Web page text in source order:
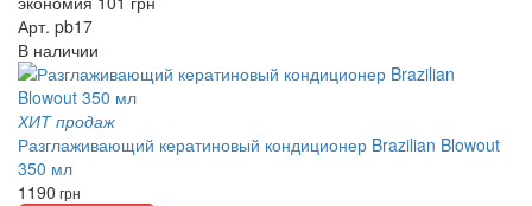
Арт. pb17
В наличии
ХИТ продаж
Разглаживающий кератиновый кондиционер Brazilian Blowout
350 мл
1190 грн